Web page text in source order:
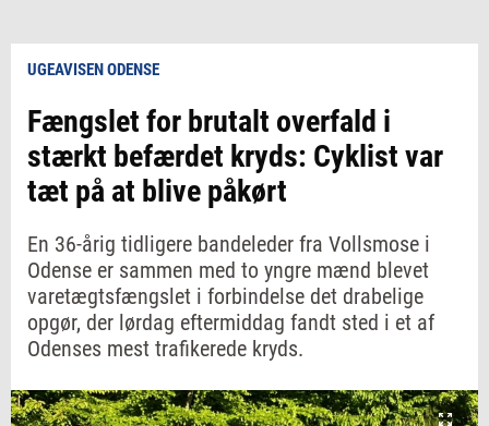
UGEAVISEN ODENSE
Fængslet for brutalt overfald i
stærkt befærdet kryds: Cyklist var
tæt på at blive påkørt
En 36-årig tidligere bandeleder fra Vollsmose i
Odense er sammen med to yngre mænd blevet
varetægtsfængslet i forbindelse det drabelige
opgør, der lørdag eftermiddag fandt sted i et af
Odenses mest trafikerede kryds.